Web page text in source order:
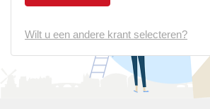
Wilt u een andere krant selecteren?